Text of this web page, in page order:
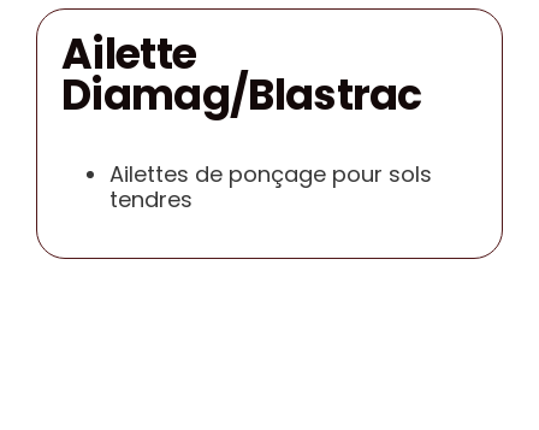
OFFRES EN COURS
NOS FORMATIONS
RECRUTEMENT
Ailette
Diamag/Blastrac
Ailettes de ponçage pour sols
tendres